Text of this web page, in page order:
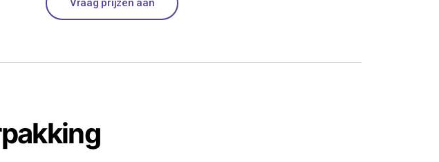
Vraag prijzen aan